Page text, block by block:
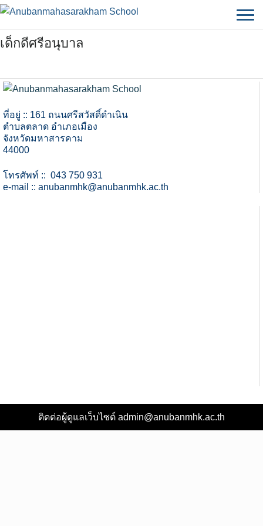
Skip
content
เด็กดีศรีอนุบาล
ที่อยู่ :: 161 ถนนศรีสวัสดิ์ดำเนิน
ตำบลตลาด อำเภอเมือง
จังหวัดมหาสารคาม
44000
โทรศัพท์ :: 043 750 931
e-mail :: anubanmhk@anubanmhk.ac.th
ติดต่อผู้ดูแลเว็บไซต์ admin@anubanmhk.ac.th